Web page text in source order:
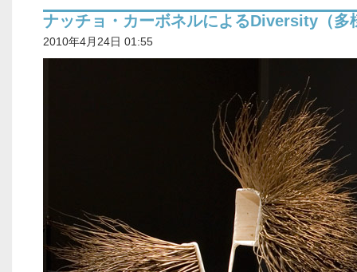
ナッチョ・カーボネルによるDiversity（多
2010年4月24日 01:55